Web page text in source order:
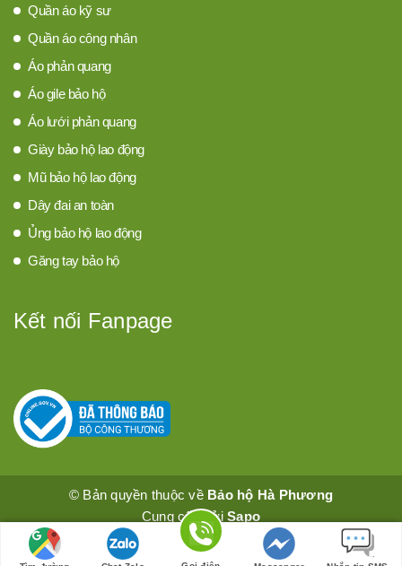
Quần áo kỹ sư
Quần áo công nhân
Áo phản quang
Áo gile bảo hộ
Áo lưới phản quang
Giày bảo hộ lao động
Mũ bảo hộ lao động
Dây đai an toàn
Ủng bảo hộ lao động
Găng tay bảo hộ
Kết nối Fanpage
© Bản quyền thuộc về Bảo hộ Hà Phương
Cung cấp bởiSapo